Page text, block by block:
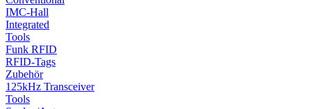
IMC-Hall
Integrated
Tools
Funk RFID
RFID-Tags
Zubehör
125kHz Transceiver
Tools